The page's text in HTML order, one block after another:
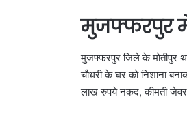
मुजफ्फरपुर में
मुजफ्फरपुर जिले के मोतीपुर
चौधरी के घर को निशाना
लाख रुपये नकद, कीमती